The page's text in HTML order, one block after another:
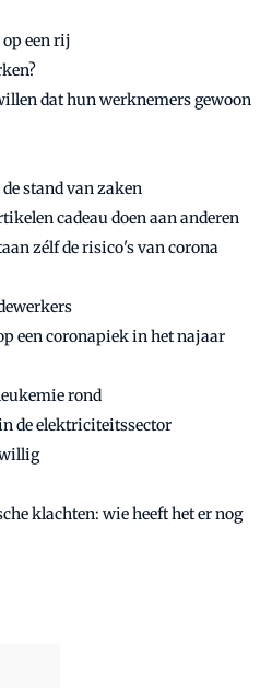
een rij
dat hun werknemers gewoon
stand van zaken
cadeau doen aan anderen
zélf de risico's van corona
een coronapiek in het najaar
rond
de elektriciteitssector
klachten: wie heeft het er nog